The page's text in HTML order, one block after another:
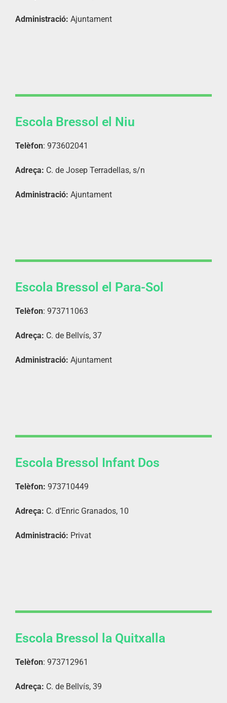
Administració: Ajuntament
Escola Bressol el Niu
Telèfon: 973602041
Adreça: C. de Josep Terradellas, s/n
Administració: Ajuntament
Escola Bressol el Para-Sol
Telèfon: 973711063
Adreça: C. de Bellvís, 37
Administració: Ajuntament
Escola Bressol Infant Dos
Telèfon: 973710449
Adreça: C. d’Enric Granados, 10
Administració: Privat
Escola Bressol la Quitxalla
Telèfon: 973712961
Adreça: C. de Bellvís, 39